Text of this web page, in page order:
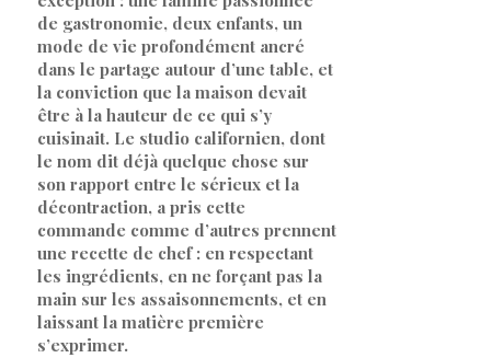
de gastronomie, deux enfants, un
mode de vie profondément ancré
dans le partage autour d’une table, et
la conviction que la maison devait
être à la hauteur de ce qui s’y
cuisinait. Le studio californien, dont
le nom dit déjà quelque chose sur
son rapport entre le sérieux et la
décontraction, a pris cette
commande comme d’autres prennent
une recette de chef : en respectant
les ingrédients, en ne forçant pas la
main sur les assaisonnements, et en
laissant la matière première
s’exprimer.